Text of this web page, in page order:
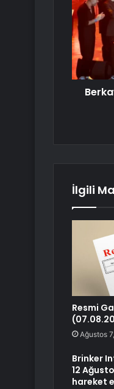
İlgili
Resmi
Ağustos
Brinker
12
hareket